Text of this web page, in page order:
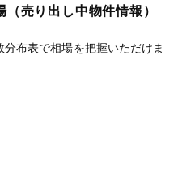
売り出し中物件情報）
分布表で相場を把握いただけま